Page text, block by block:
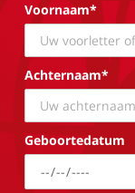
Voornaam*
Achternaam*
Geboortedatum